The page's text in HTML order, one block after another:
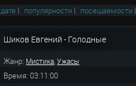
дате | популярности | посещаемости |
Шиков Евгений - Голодные
Жанр: Мистика,Ужасы
Время: 03:11:00